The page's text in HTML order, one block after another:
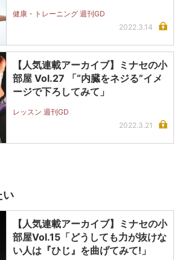
健康・トレーニング 週刊GD
2022.3.14
【人気連載アーカイブ】ミナセの小
部屋 Vol.27 「“内臓をネジる”イメ
ージで下ろしてみて」
レッスン 週刊GD
2022.3.21
い
【人気連載アーカイブ】ミナセの小
部屋Vol.15「どうしても力が抜けな
い人は『ひじ』を曲げてみて!」